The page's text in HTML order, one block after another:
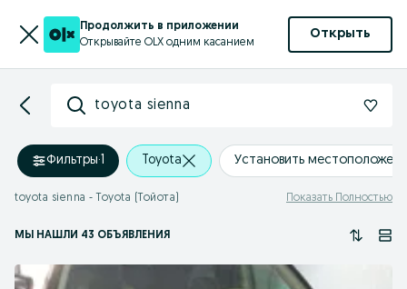
Продолжить в приложении
Открывайте OLX одним касанием
Открыть
toyota sienna
Фильтры·1 Toyota Установить
toyota sienna - Toyota (Тойота) Показать Полностью
МЫ НАШЛИ 43 ОБЪЯВЛЕНИЯ